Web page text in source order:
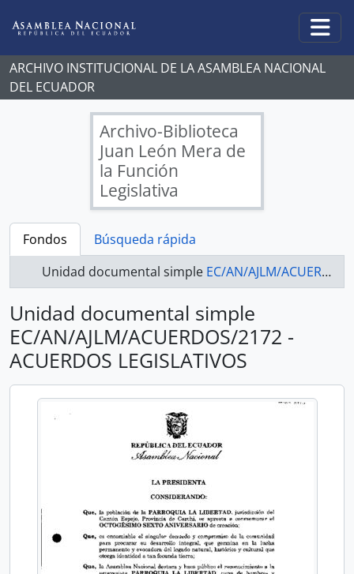
ARCHIVO INSTITUCIONAL DE LA ASAMBLEA NACIONAL
DEL ECUADOR
Archivo-Biblioteca
Juan León Mera de
la Función
Legislativa
Fondos
Búsqueda rápida
Unidad documental simple EC/AN/AJLM/ACUERDOS/2172 - ACUERDOS LEGISLATIVOS
Unidad documental simple
EC/AN/AJLM/ACUERDOS/2172 -
ACUERDOS LEGISLATIVOS